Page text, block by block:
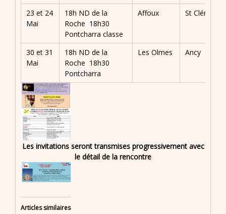
23 et 24
Mai
18h ND de la
Roche 18h30
Pontcharra classe
Affoux St Clément
30 et 31
Mai
18h ND de la
Roche 18h30
Pontcharra
Les Olmes Ancy
Les invitations seront transmises progressivement avec
le détail de la rencontre
Articles similaires